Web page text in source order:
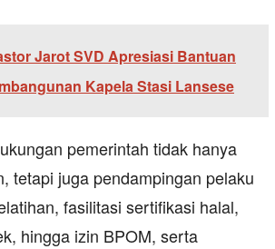
Jarot SVD Apresiasi Bantuan
Kapela Stasi Lansese
pemerintah tidak hanya
tetapi juga pendampingan pelaku
fasilitasi sertifikasi halal,
hingga izin BPOM, serta